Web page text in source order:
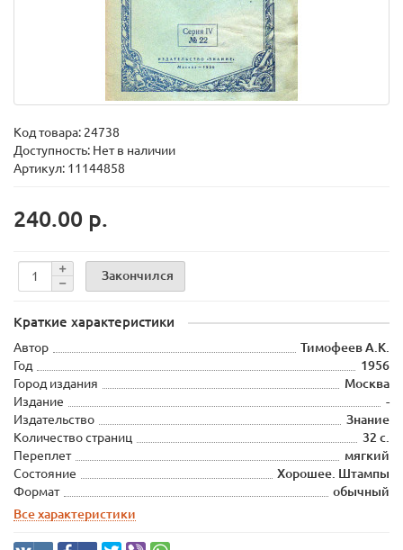
Код товара: 24738
Доступность: Нет в наличии
Артикул: 11144858
240.00 р.
Закончился
Краткие характеристики
Автор
Тимофеев А.К.
Год
1956
Город издания
Москва
Издание
-
Издательство
Знание
Количество страниц
32 с.
Переплет
мягкий
Состояние
Хорошее. Штампы
Формат
обычный
Все характеристики